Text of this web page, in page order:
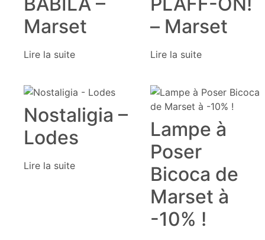
Marset
Lire la suite
– Marset
Lire la suite
Nostaligia –
Lodes
Lire la suite
Lampe à
Poser
Bicoca de
Marset à
-10% !